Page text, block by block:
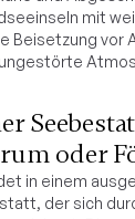
mit
Beisetzung vor
oder
in einem
der sich